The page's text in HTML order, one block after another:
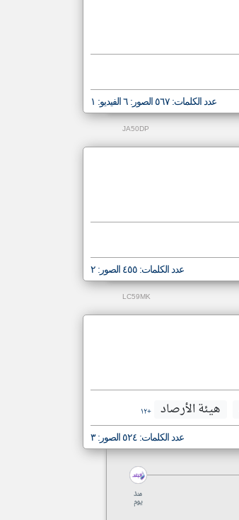
عدد الكلمات: ٥٦٧ الصور: ٦ الفيديو: ١
JA50DP
عدد الكلمات: ٤٥٥ الصور: ٢
LC59MK
هيئة الأرصاد
+١٢
عدد الكلمات: ٥٢٤ الصور: ٣
منذ
يوم